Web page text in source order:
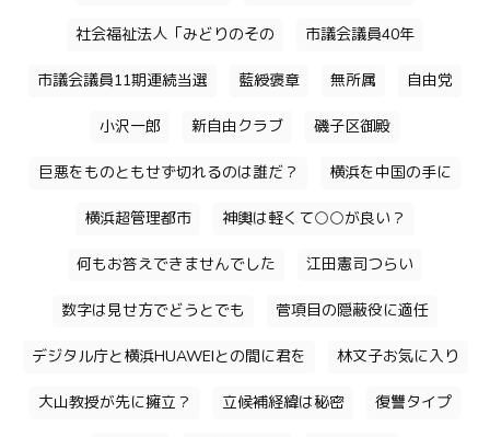
社会福祉法人「みどりのその 市議会議員40年
市議会議員11期連続当選 藍綬褒章 無所属 自由党
小沢一郎 新自由クラブ 磯子区御殿
巨悪をものともせず切れるのは誰だ？ 横浜を中国の手に
横浜超管理都市 神輿は軽くて○○が良い？
何もお答えできませんでした 江田憲司つらい
数字は見せ方でどうとでも 菅項目の隠蔽役に適任
デジタル庁と横浜HUAWEIとの間に君を 林文子お気に入り
大山教授が先に擁立？ 立候補経緯は秘密 復讐タイプ